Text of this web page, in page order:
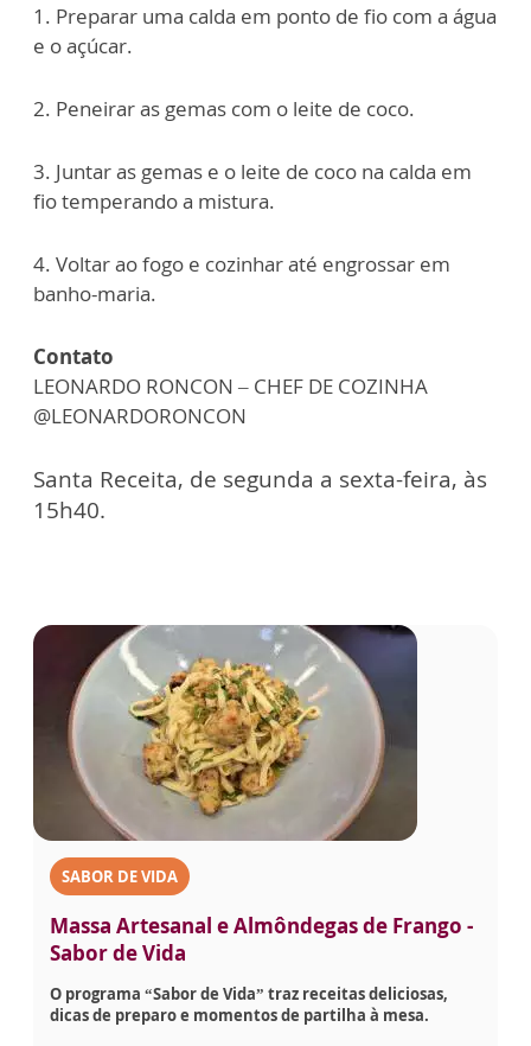
1. Preparar uma calda em ponto de fio com a água
e o açúcar.
2. Peneirar as gemas com o leite de coco.
3. Juntar as gemas e o leite de coco na calda em
fio temperando a mistura.
4. Voltar ao fogo e cozinhar até engrossar em
banho-maria.
Contato
LEONARDO RONCON – CHEF DE COZINHA
@LEONARDORONCON
Santa Receita, de segunda a sexta-feira, às
15h40.
SABOR DE VIDA
Massa Artesanal e Almôndegas de Frango -
Sabor de Vida
O programa “Sabor de Vida” traz receitas deliciosas,
dicas de preparo e momentos de partilha à mesa.